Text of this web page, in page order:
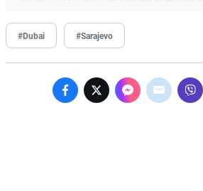
#Dubai #Sarajevo